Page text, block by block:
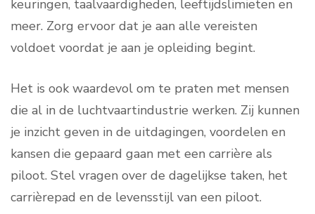
keuringen, taalvaardigheden, leeftijdslimieten en
meer. Zorg ervoor dat je aan alle vereisten
voldoet voordat je aan je opleiding begint.
Het is ook waardevol om te praten met mensen
die al in de luchtvaartindustrie werken. Zij kunnen
je inzicht geven in de uitdagingen, voordelen en
kansen die gepaard gaan met een carrière als
piloot. Stel vragen over de dagelijkse taken, het
carrièrepad en de levensstijl van een piloot.